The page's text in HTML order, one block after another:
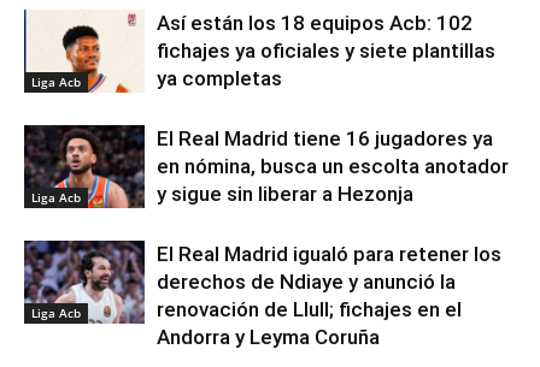
Liga Acb
Así están los 18 equipos Acb: 102
fichajes ya oficiales y siete plantillas
ya completas
Liga Acb
El Real Madrid tiene 16 jugadores ya
en nómina, busca un escolta anotador
y sigue sin liberar a Hezonja
Liga Acb
El Real Madrid igualó para retener los
derechos de Ndiaye y anunció la
renovación de Llull; fichajes en el
Andorra y Leyma Coruña